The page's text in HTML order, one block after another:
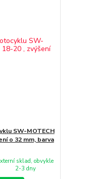
SW-MOTECH
o 32 mm, barva
sklad, obvykle
2-3 dny